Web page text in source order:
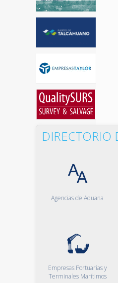
DIRECTORIO
Agencias de Aduana
Empresas Portuarias y
Terminales Marítimos